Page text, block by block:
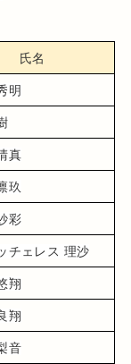
氏名
明
真
玖
彩
チェレス 理沙
翔
翔
音